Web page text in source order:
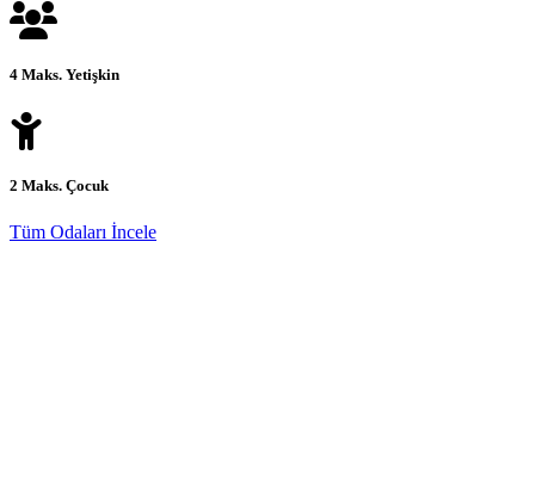
4 Maks. Yetişkin
2 Maks. Çocuk
Tüm Odaları İncele